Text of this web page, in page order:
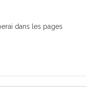
dans les pages